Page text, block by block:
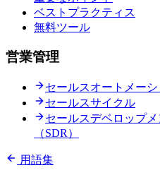
ベストプラクティス
無料ツール
営業管理
セールスオートメーシ
セールスサイクル
セールスデベロップ
（SDR）
用語集